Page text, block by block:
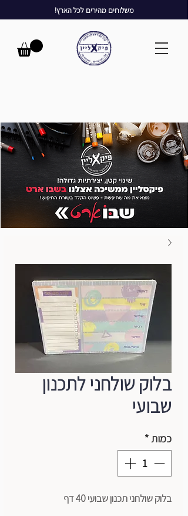
משלוחים מהירים לכל הארץ!
בלוק שולחני לתכנון
שבועי
כמות*
בלוק שולחני תכנון שבועי 40 דף